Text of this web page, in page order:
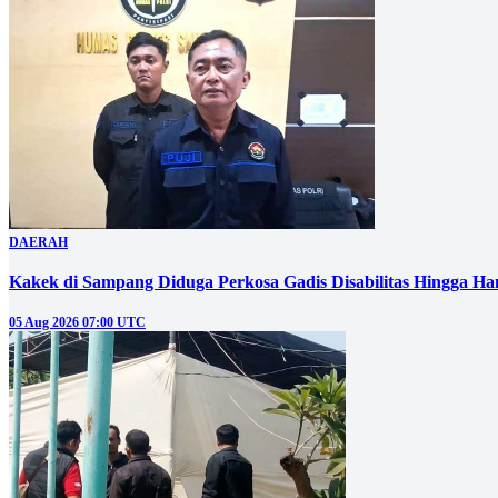
DAERAH
Kakek di Sampang Diduga Perkosa Gadis Disabilitas Hingga
05 Aug 2026 07:00 UTC